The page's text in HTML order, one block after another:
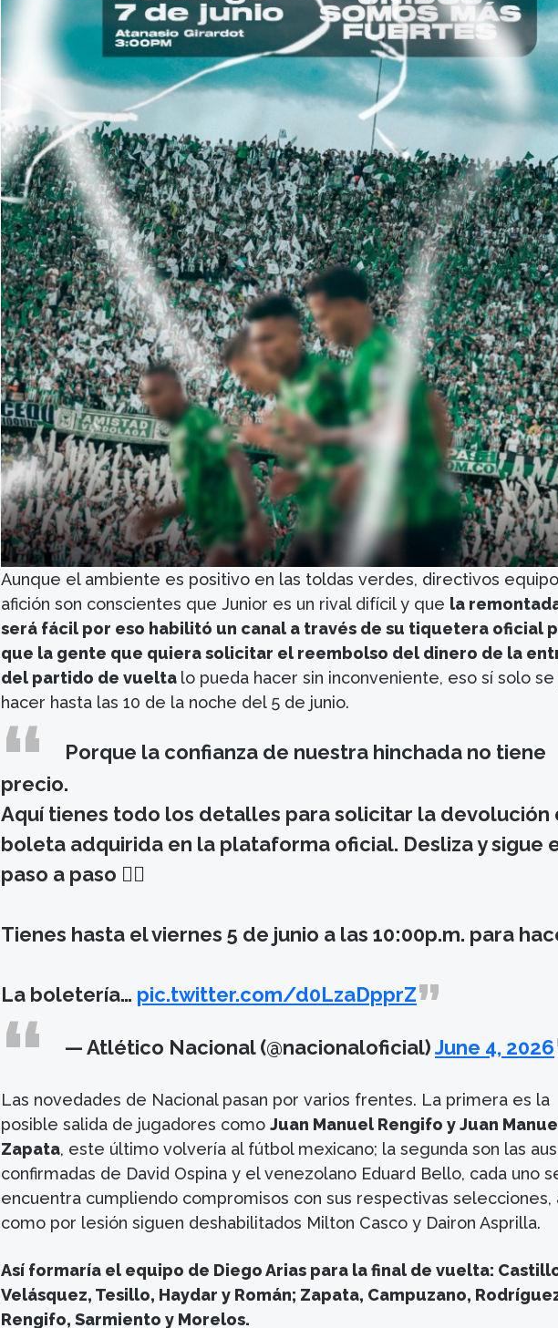
Aunque el ambiente es positivo en las toldas verdes, directivos
afición son conscientes que Junior es un rival difícil y que la
será fácil por eso habilitó un canal a través de su tiquetera oficial
que la gente que quiera solicitar el reembolso del dinero de la
del partido de vuelta lo pueda hacer sin inconveniente, eso sí solo
hacer hasta las 10 de la noche del 5 de junio.
Porque la confianza de nuestra hinchada no tiene
precio.
Aquí tienes todo los detalles para solicitar la devolución
boleta adquirida en la plataforma oficial. Desliza y sigue
paso a paso 👆🏼
Tienes hasta el viernes 5 de junio a las 10:00p.m. para
La boletería… pic.twitter.com/d0LzaDpprZ
— Atlético Nacional (@nacionaloficial)June 4, 2026
Las novedades de Nacional pasan por varios frentes. La primera es la
posible salida de jugadores como Juan Manuel Rengifo y Juan
Zapata, este último volvería al fútbol mexicano; la segunda son las
confirmadas de David Ospina y el venezolano Eduard Bello, cada uno
encuentra cumpliendo compromisos con sus respectivas selecciones,
como por lesión siguen deshabilitados Milton Casco y Dairon Asprilla.
Así formaría el equipo de Diego Arias para la final de vuelta:
Velásquez, Tesillo, Haydar y Román; Zapata, Campuzano,
Rengifo, Sarmiento y Morelos.